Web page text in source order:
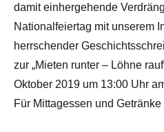
damit einhergehende
Nationalfeiertag mit unserem
herrschender
zur „Mieten runter – Löhne
Oktober 2019 um 13:00 Uhr
Für Mittagessen und Getränke